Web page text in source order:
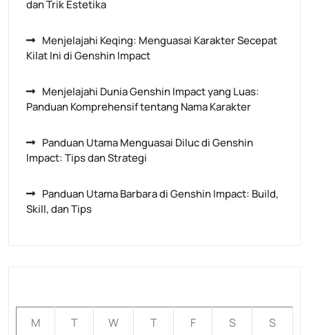
dan Trik Estetika
Menjelajahi Keqing: Menguasai Karakter Secepat
Kilat Ini di Genshin Impact
Menjelajahi Dunia Genshin Impact yang Luas:
Panduan Komprehensif tentang Nama Karakter
Panduan Utama Menguasai Diluc di Genshin
Impact: Tips dan Strategi
Panduan Utama Barbara di Genshin Impact: Build,
Skill, dan Tips
M
T W T F S
S